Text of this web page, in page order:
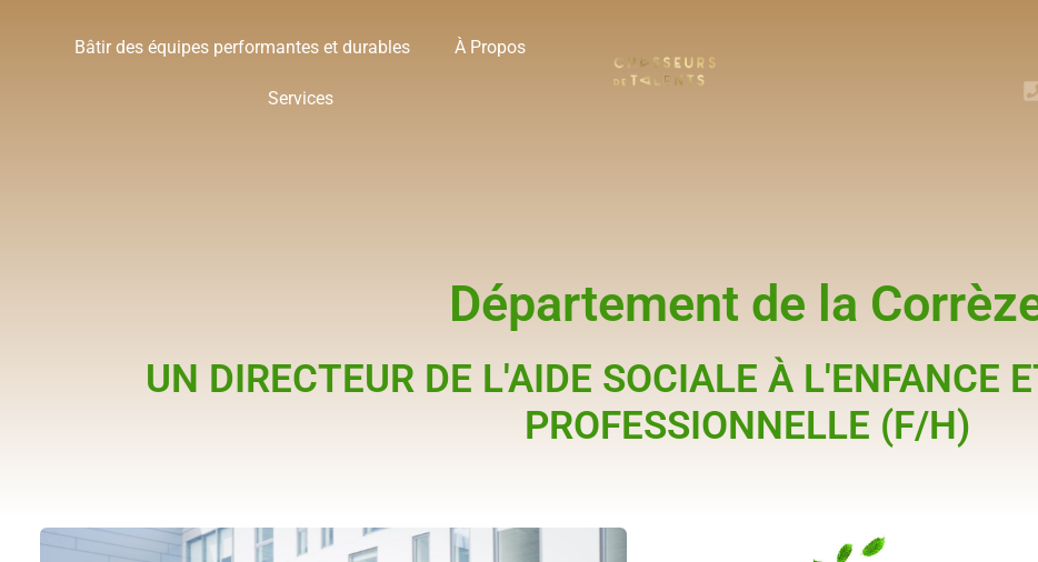
Bâtir des équipes performantes et durables À Propos
Services
Département de la
UN DIRECTEUR DE L'AIDE SOCIALE À L'ENFANCE
PROFESSIONNELLE (F/H)